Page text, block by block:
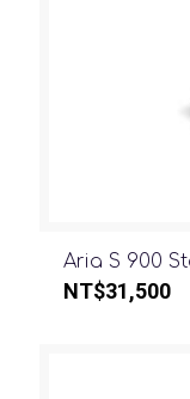
Aria S 900
NT$31,500